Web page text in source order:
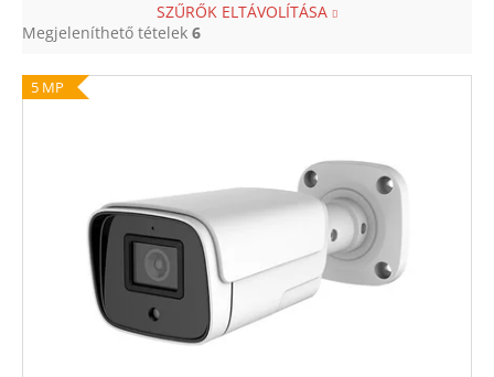
SZŰRŐK ELTÁVOLÍTÁSA
Megjeleníthető tételek 6
T
5 MP